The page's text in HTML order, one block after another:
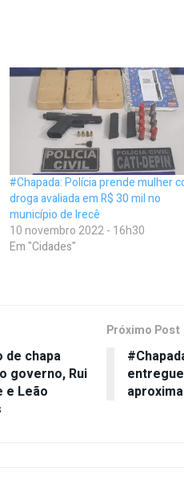
#Chapada: Polícia prende mulher
droga avaliada em R$ 30 mil no
município de Irecê
10 novembro 2022 - 16h30
Em "Cidades"
de chapa
governo, Rui
e Leão
Próximo Post